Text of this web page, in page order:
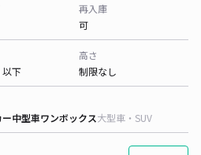
再入庫
可
下
高さ
制限なし
中型車ワンボックス大型車・SUV